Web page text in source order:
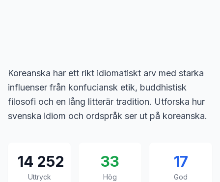
Koreanska har ett rikt idiomatiskt arv med starka
influenser från konfuciansk etik, buddhistisk
filosofi och en lång litterär tradition. Utforska hur
svenska idiom och ordspråk ser ut på koreanska.
14 252
Uttryck
33
Hög
17
God